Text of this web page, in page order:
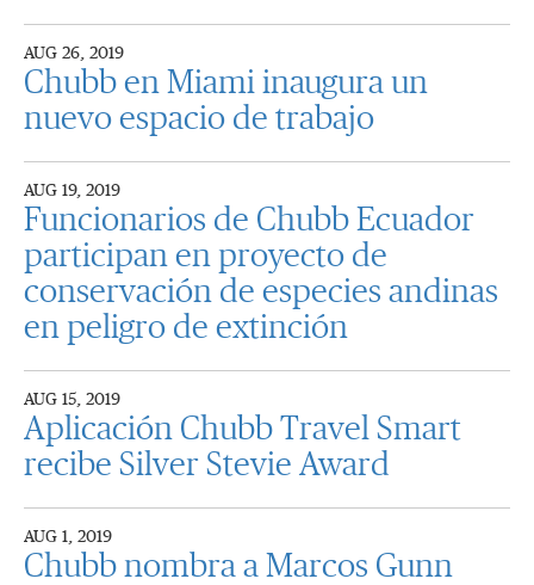
AUG 26, 2019
Chubb en Miami inaugura un
nuevo espacio de trabajo
AUG 19, 2019
Funcionarios de Chubb Ecuador
participan en proyecto de
conservación de especies andinas
en peligro de extinción
AUG 15, 2019
Aplicación Chubb Travel Smart
recibe Silver Stevie Award
AUG 1, 2019
Chubb nombra a Marcos Gunn